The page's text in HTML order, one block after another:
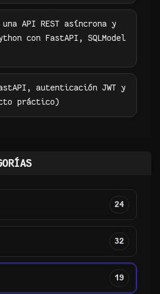
API REST asíncrona y
con FastAPI, SQLModel
autenticación JWT y
práctico)
24
32
19